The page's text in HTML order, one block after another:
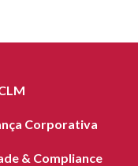
Corporativa
& Compliance